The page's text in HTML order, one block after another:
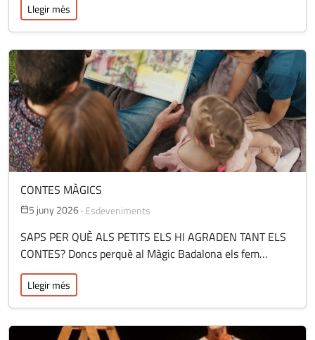
Llegir més
CONTES MÀGICS
5 juny 2026· Esdeveniments
SAPS PER QUÈ ALS PETITS ELS HI AGRADEN TANT ELS
CONTES? Doncs perquè al Màgic Badalona els fem…
Llegir més